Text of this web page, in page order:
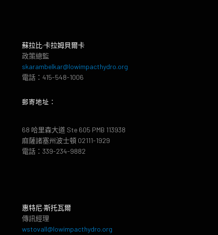
蘇拉比·卡拉姆貝爾卡
政策總監
skarambelkar@lowimpacthydro.org
電話：415-548-1006
郵寄地址：
68 哈里森大道 Ste 605 PMB 113938
麻薩諸塞州波士頓 02111-1929
電話：339-234-9882
惠特尼·斯托瓦爾
傳訊經理
wstovall@lowimpacthydro.org